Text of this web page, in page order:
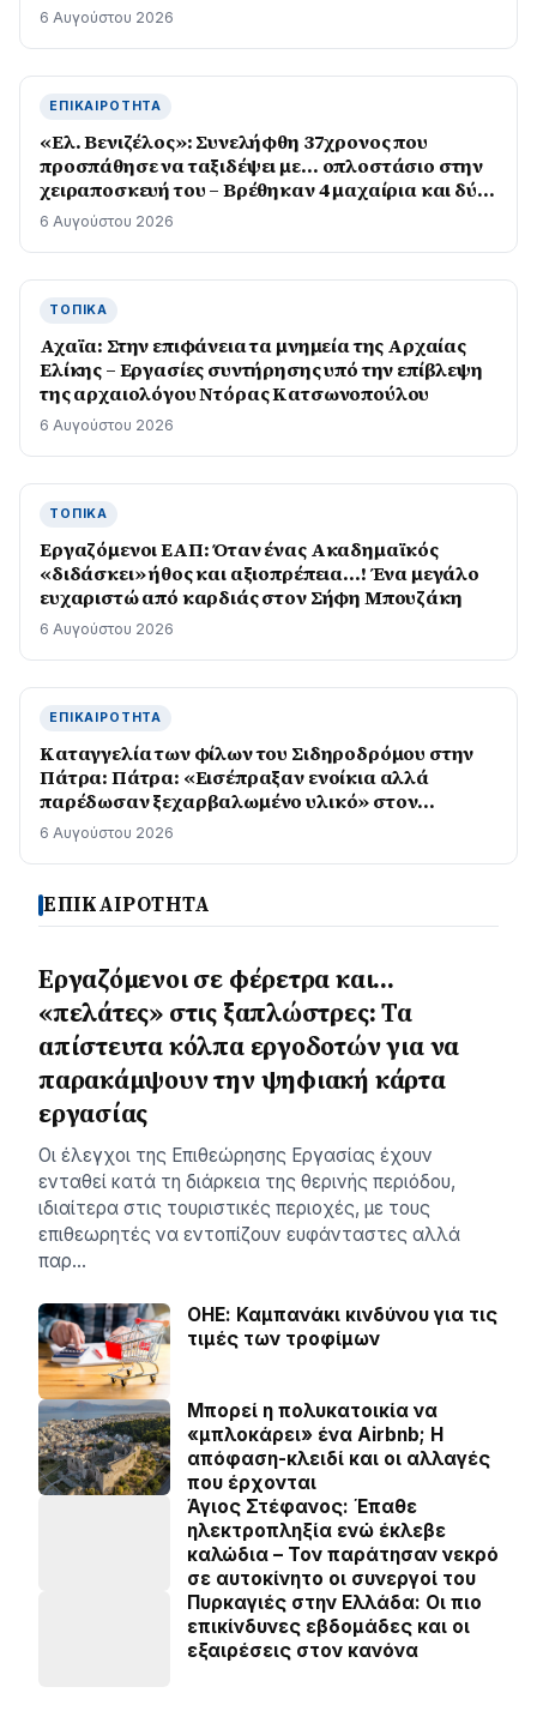
6 Αυγούστου 2026
ΕΠΙΚΑΙΡΌΤΗΤΑ
«Ελ. Βενιζέλος»: Συνελήφθη 37χρονος που
προσπάθησε να ταξιδέψει με… οπλοστάσιο στην
χειραποσκευή του – Βρέθηκαν 4 μαχαίρια και δύο
ψαλίδια κλαδέματος
6 Αυγούστου 2026
ΤΟΠΙΚΆ
Αχαϊα: Στην επιφάνεια τα μνημεία της Αρχαίας
Ελίκης – Εργασίες συντήρησης υπό την επίβλεψη
της αρχαιολόγου Ντόρας Κατσωνοπούλου
6 Αυγούστου 2026
ΤΟΠΙΚΆ
Εργαζόμενοι ΕΑΠ: Όταν ένας Ακαδημαϊκός
«διδάσκει» ήθος και αξιοπρέπεια…! Ένα μεγάλο
ευχαριστώ από καρδιάς στον Σήφη Μπουζάκη
6 Αυγούστου 2026
ΕΠΙΚΑΙΡΌΤΗΤΑ
Καταγγελία των φίλων του Σιδηροδρόμου στην
Πάτρα: Πάτρα: «Εισέπραξαν ενοίκια αλλά
παρέδωσαν ξεχαρβαλωμένο υλικό» στον
Προαστιακό
6 Αυγούστου 2026
ΕΠΙΚΑΙΡΟΤΗΤΑ
Εργαζόμενοι σε φέρετρα και…
«πελάτες» στις ξαπλώστρες: Τα
απίστευτα κόλπα εργοδοτών για να
παρακάμψουν την ψηφιακή κάρτα
εργασίας
Οι έλεγχοι της Επιθεώρησης Εργασίας έχουν
ενταθεί κατά τη διάρκεια της θερινής περιόδου,
ιδιαίτερα στις τουριστικές περιοχές, με τους
επιθεωρητές να εντοπίζουν ευφάνταστες αλλά
παρ…
ΟΗΕ: Καμπανάκι κινδύνου για τις
τιμές των τροφίμων
Μπορεί η πολυκατοικία να
«μπλοκάρει» ένα Airbnb; Η
απόφαση-κλειδί και οι αλλαγές
που έρχονται
Άγιος Στέφανος: Έπαθε
ηλεκτροπληξία ενώ έκλεβε
καλώδια – Τον παράτησαν νεκρό
σε αυτοκίνητο οι συνεργοί του
Πυρκαγιές στην Ελλάδα: Οι πιο
επικίνδυνες εβδομάδες και οι
εξαιρέσεις στον κανόνα